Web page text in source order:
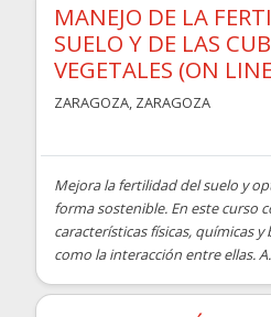
MANEJO DE LA
SUELO Y DE LAS
VEGETALES (ON
ZARAGOZA, ZARAGOZA
Mejora la fertilidad del suelo y
forma sostenible. En este curso
características físicas, químicas y
como la interacción entre ellas.